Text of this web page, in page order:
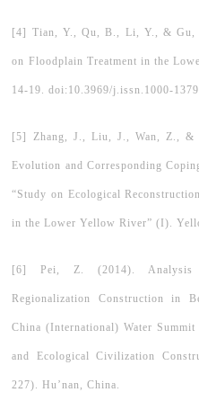
[4] Tian, Y., Qu, B., Li, Y., & Gu,
on Floodplain Treatment in the
14-19. doi:10.3969/j.issn.1000-
[5] Zhang, J., Liu, J., Wan, Z., &
Evolution and Corresponding
“Study on Ecological
in the Lower Yellow River” (I).
[6] Pei, Z. (2014). Analysis
Regionalization Construction in
China (International) Water
and Ecological Civilization
227). Hu’nan, China.